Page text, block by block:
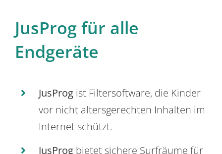
JusProg für alle
Endgeräte
JusProg ist Filtersoftware, die Kinder
vor nicht altersgerechten Inhalten im
Internet schützt.
JusProg bietet sichere Surfräume für